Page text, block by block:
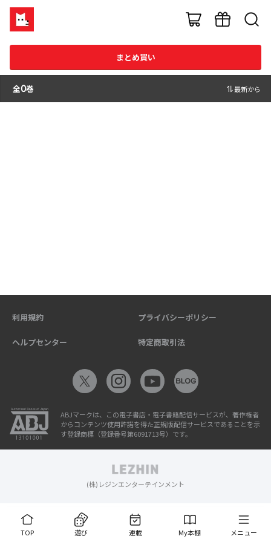
まとめ買い
全0巻 最新から
TOP 遊び 連載 My本棚 メニュー
利用規約 プライバシーポリシー
ヘルプセンター 特定商取引法
ABJマークは、この電子書店・電子書籍配信サービスが、著作権者
からコンテンツ使用許諾を得た正規版配信サービスであることを示
す登録商標（登録番号第6091713号）です。
(株)レジンエンターテインメント